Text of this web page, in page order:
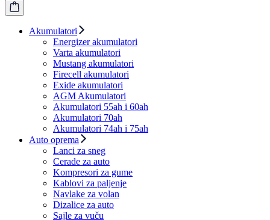
Akumulatori
Energizer akumulatori
Varta akumulatori
Mustang akumulatori
Firecell akumulatori
Exide akumulatori
AGM Akumulatori
Akumulatori 55ah i 60ah
Akumulatori 70ah
Akumulatori 74ah i 75ah
Auto oprema
Lanci za sneg
Cerade za auto
Kompresori za gume
Kablovi za paljenje
Navlake za volan
Dizalice za auto
Sajle za vuču